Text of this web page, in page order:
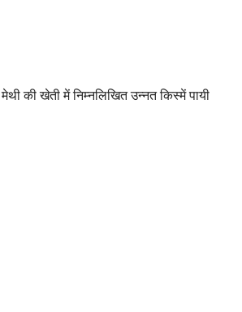
मेथी की खेती में निम्नलिखित उन्नत किस्में पायी